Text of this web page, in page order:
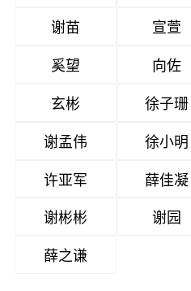
谢苗
宣萱
奚望
向佐
玄彬
徐子珊
谢孟伟
徐小明
许亚军
薛佳凝
谢彬彬
谢园
薛之谦